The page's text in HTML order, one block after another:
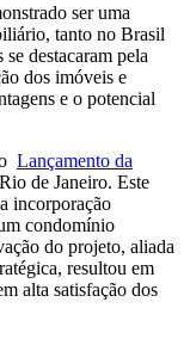
ser uma
tanto no Brasil
destacaram pela
dos imóveis e
e o potencial
Lançamento da
de Janeiro. Este
incorporação
condomínio
do projeto, aliada
resultou em
alta satisfação dos